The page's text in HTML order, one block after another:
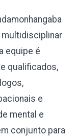
multidisciplinar
equipe é
qualificados,
e
mental e
conjunto para